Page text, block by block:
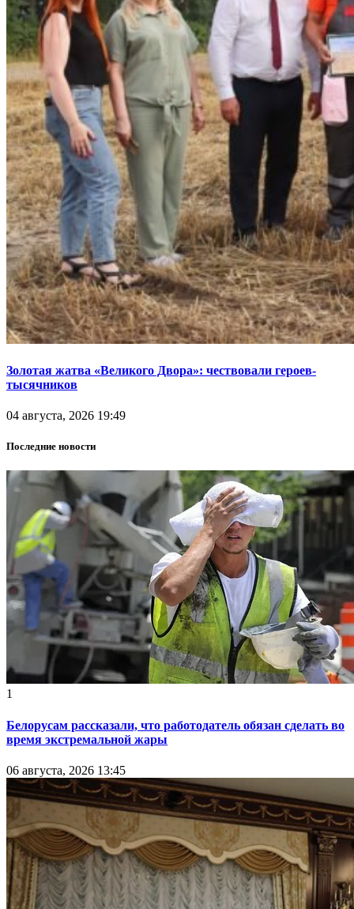
Золотая жатва «Великого Двора»: чествовали героев-
тысячников
04 августа, 2026 19:49
Последние новости
1
Белорусам рассказали, что работодатель обязан сделать во
время экстремальной жары
06 августа, 2026 13:45